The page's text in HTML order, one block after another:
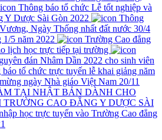
Thông báo tổ chức Lễ tốt nghiệp và
Y Dược Sài Gòn 2022
Thông
Ngày Thống nhất đất nước 30/4
5 năm 2022
Trường Cao đẳng
lịch học trực tiếp tại trường
đán Nhâm Dần 2022 cho sinh viên
báo tổ chức trực tuyến lễ khai giảng năm
ngày Nhà giáo Việt Nam 20/11
TẠI NHẬT BẢN DÀNH CHO
CAO ĐẲNG Y DƯỢC SÀI
học trực tuyến vào Trường Cao đẳng